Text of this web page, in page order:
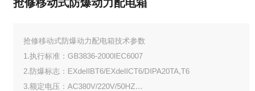
抢修移动式防爆动力配电箱
抢修移动式防爆动力配电箱技术参数
1.执行标准：GB3836-2000IEC6007
2.防爆标志：EXdeIIBT6/EXdeIICT6/DIPA20TA,T6
3.额定电压：AC380V/220V/50HZ